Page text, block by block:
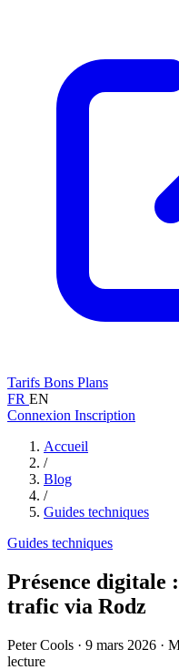
Tarifs Bons Plans
FR EN
Connexion Inscription
Accueil
/
Blog
/
Guides techniques
Guides techniques
Présence digitale
trafic via Rodz
Peter Cools · 9 mars 2026 ·
lecture